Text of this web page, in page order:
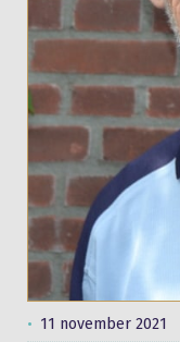
11 november 2021